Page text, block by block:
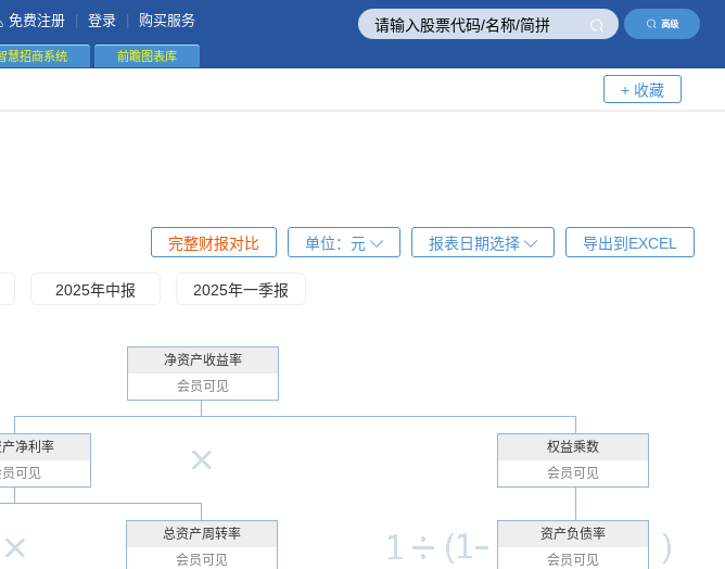
高级
免费注册 登录 购买服务
慧招商系统 前瞻图表库
+ 收藏
导出到EXCEL
报表日期选择
单位： 元
完整财报对比
2025年中报 2025年一季报
净资产收益率
会员可见
净利率
可见
权益乘数
会员可见
总资产周转率
会员可见
资产负债率
会员可见